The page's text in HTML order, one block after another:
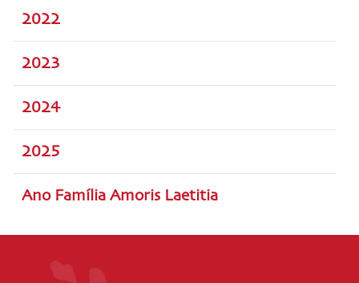
2022
2023
2024
2025
Ano Família Amoris Laetitia